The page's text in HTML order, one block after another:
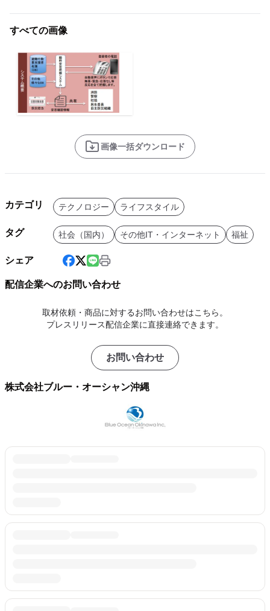
すべての画像
画像一括ダウンロード
カテゴリ テクノロジー ライフスタイル
タグ 社会（国内） その他IT・インターネット 福祉
シェア
配信企業へのお問い合わせ
取材依頼・商品に対するお問い合わせはこちら。
プレスリリース配信企業に直接連絡できます。
お問い合わせ
株式会社ブルー・オーシャン沖縄